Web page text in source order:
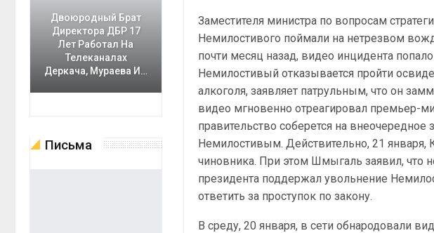
Заместителя министра по вопросам
Немилостивого поймали на нетрезвом
почти месяц назад, видео инцидента
Немилостивый отказывается пройти
алкоголя, заявляет патрульным, что он
видео мгновенно отреагировал премьер-
правительство соберется на
Немилостивым. Действительно, 21
чиновника. При этом Шмыгаль заявил, что
президента поддержал увольнение
ответить за проступок по закону.
В среду, 20 января, в сети обнародовали
Двоюродный Брат
Директора ДБР 17
Лет Работал На
Телеканалах
Деркача, Мураева И…
Письма